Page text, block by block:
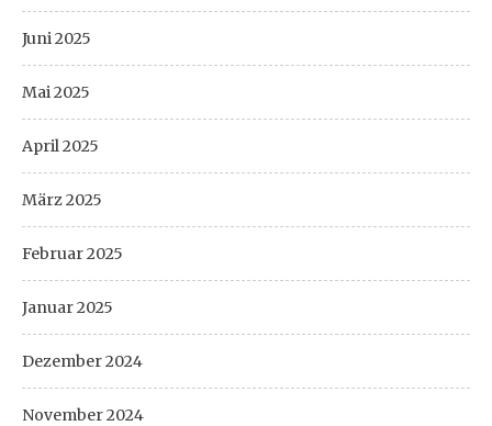
Juni 2025
Mai 2025
April 2025
März 2025
Februar 2025
Januar 2025
Dezember 2024
November 2024